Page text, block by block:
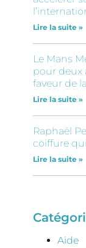
Lire la suite »
Le Mans
pour deux
faveur de
Lire la suite »
Raphaël
coiffure
Lire la suite »
Aide